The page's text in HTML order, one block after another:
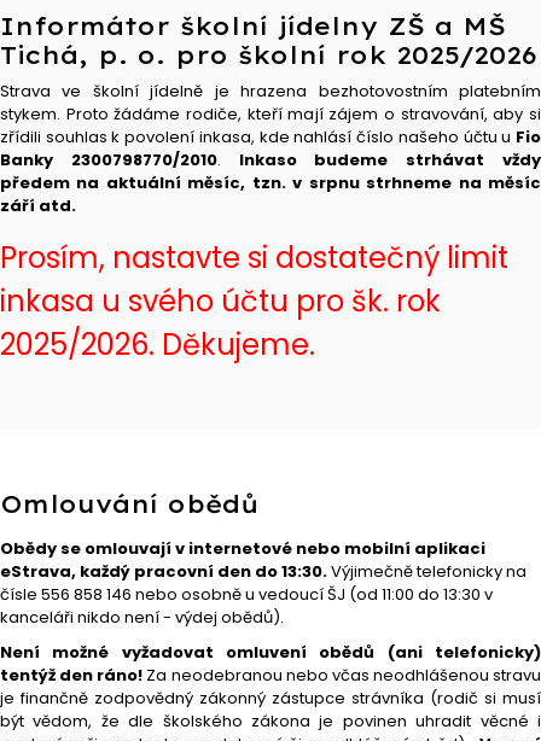
Informátor školní jídelny ZŠ a MŠ
Tichá, p. o. pro školní rok 2025/2026
Strava ve školní jídelně je hrazena bezhotovostním platebním
stykem. Proto žádáme rodiče, kteří mají zájem o stravování, aby si
zřídili souhlas k povolení inkasa, kde nahlásí číslo našeho účtu u Fio
Banky
2300798770/2010. Inkaso budeme strhávat vždy
předem na aktuální měsíc, tzn. v srpnu strhneme na měsíc
září atd.
Prosím, nastavte si dostatečný limit
inkasa u svého účtu pro šk. rok
2025/2026. Děkujeme.
Omlouvání obědů
Obědy se omlouvají v internetové nebo mobilní aplikaci
eStrava, každý pracovní den do 13:30.Výjimečně telefonicky na
čísle 556 858 146 nebo osobně u vedoucí ŠJ (od 11:00 do 13:30 v
kanceláři nikdo není - výdej obědů).
Není možné vyžadovat omluvení obědů (ani telefonicky)
tentýž den ráno! Za neodebranou nebo včas neodhlášenou stravu
je finančně zodpovědný zákonný zástupce strávníka (rodič si musí
být vědom, že dle školského zákona je povinen uhradit věcné i